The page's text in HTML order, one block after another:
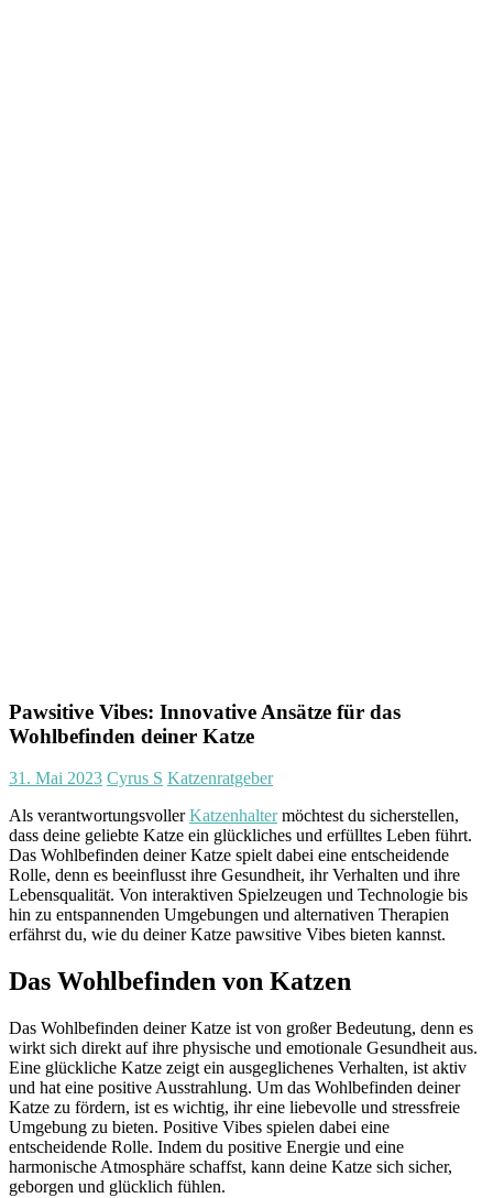
Pawsitive Vibes: Innovative Ansätze für das
Wohlbefinden deiner Katze
31. Mai 2023 Cyrus S Katzenratgeber
Als verantwortungsvollerKatzenhaltermöchtest du sicherstellen,
dass deine geliebte Katze ein glückliches und erfülltes Leben führt.
Das Wohlbefinden deiner Katze spielt dabei eine entscheidende
Rolle, denn es beeinflusst ihre Gesundheit, ihr Verhalten und ihre
Lebensqualität. Von interaktiven Spielzeugen und Technologie bis
hin zu entspannenden Umgebungen und alternativen Therapien
erfährst du, wie du deiner Katze pawsitive Vibes bieten kannst.
Das Wohlbefinden von Katzen
Das Wohlbefinden deiner Katze ist von großer Bedeutung, denn es
wirkt sich direkt auf ihre physische und emotionale Gesundheit aus.
Eine glückliche Katze zeigt ein ausgeglichenes Verhalten, ist aktiv
und hat eine positive Ausstrahlung. Um das Wohlbefinden deiner
Katze zu fördern, ist es wichtig, ihr eine liebevolle und stressfreie
Umgebung zu bieten. Positive Vibes spielen dabei eine
entscheidende Rolle. Indem du positive Energie und eine
harmonische Atmosphäre schaffst, kann deine Katze sich sicher,
geborgen und glücklich fühlen.